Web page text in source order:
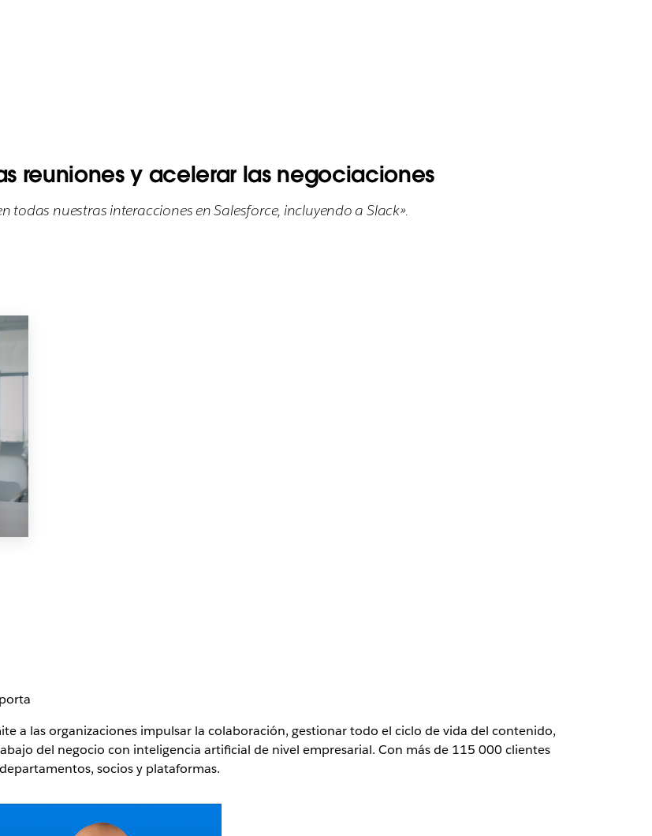
reuniones y acelerar las negociaciones
nuestras interacciones en Salesforce, incluyendo a Slack».
a las organizaciones impulsar la colaboración, gestionar todo el ciclo de vida del contenido,
del negocio con inteligencia artificial de nivel empresarial. Con más de 115 000 clientes
socios y plataformas.